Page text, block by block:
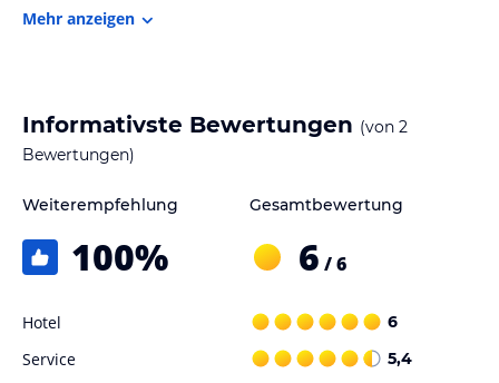
Die Zimmer im HOTEL BINI sind mit einem Doppelbett und einem
jedem Zimmer vorhanden. Es werden Familien- und
Nichtraucherzimmer angeboten.
Sport und Unterhaltung
Schnorcheln und Tauchen angeboten. Zudem ist in der Nähe die
Tauchschule für Wassersportinteressierte.
Hinweis:
Verfasst von HolidayCheck mit Hilfe von KI. Alle
Angaben ohne Gewähr. Bitte lies vor der Buchung die
verbindlichen
des jeweiligen Veranstalters.
Mehr anzeigen
Informativste Bewertungen (von 2
Bewertungen)
Weiterempfehlung
100%
Gesamtbewertung
6 / 6
Hotel 6
Service 5,4